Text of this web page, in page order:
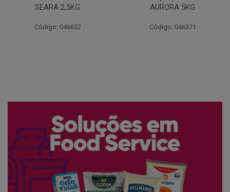
AURORA 5KG
Código: 046371
FATIADO PAKAN 200G
Código: 061522